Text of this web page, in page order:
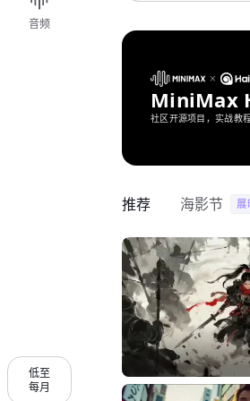
音频
低至
每月
MiniMax
社区开源项目，实战教
推荐 海影节 展